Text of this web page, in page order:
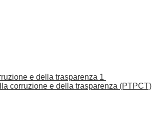
e della trasparenza 1
corruzione e della trasparenza (PTPCT)